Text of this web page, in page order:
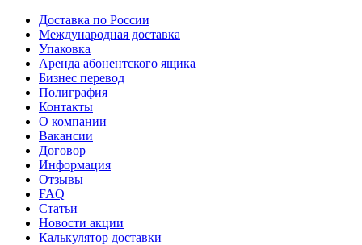
Доставка по России
Международная доставка
Упаковка
Аренда абонентского ящика
Бизнес перевод
Полиграфия
Контакты
О компании
Вакансии
Договор
Информация
Отзывы
FAQ
Статьи
Новости акции
Калькулятор доставки